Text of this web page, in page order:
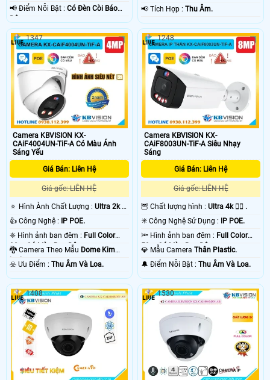
️📢 Điểm Nỗi Bật : Có Ðèn Còi Báo
️📢 Tích Hợp :Thu Âm.
Camera KBVISION KX-
CAiF4004UN-TiF-A Có Màu Ánh
Sáng Yếu
Giá Bán: Liên Hệ
Giá gốc: LIÊN HỆ
🔅 Hình Ành Chất Lượng : Ultra 2k +
👍 Công Nghệ :
IP POE.
❈ Hình ảnh ban đêm : Full Color
30m Có Màu Ban Ðêm.
🐉️ Camera Theo Mẫu Dome Kim
loại.
️☣️ Ưu Điểm : Thu Âm Và Loa.
1347
Camera KBVISION KX-
CAiF8003UN-TiF-A Siêu Nhạy
Sáng
Giá Bán: Liên Hệ
Giá gốc: LIÊN HỆ
🦉 Chất lượng hình :Ultra 4k 👍🏾 .
✳️ Công Nghệ Sử Dụng :
IP POE.
🔦 Hình ảnh ban đêm : Full Color
50m Có Màu Ban Ðêm.
💎 Mẫu CameraThân Plastic.
️🔔 Điểm Nỗi Bật :Thu Âm Và Loa.
1248
1408 1530